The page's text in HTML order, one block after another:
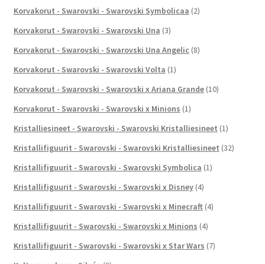
Korvakorut - Swarovski - Swarovski Symbolicaa (2)
Korvakorut - Swarovski - Swarovski Una (3)
Korvakorut - Swarovski - Swarovski Una Angelic (8)
Korvakorut - Swarovski - Swarovski Volta (1)
Korvakorut - Swarovski - Swarovski x Ariana Grande (10)
Korvakorut - Swarovski - Swarovski x Minions (1)
Kristalliesineet - Swarovski - Swarovski Kristalliesineet (1)
Kristallifiguurit - Swarovski - Swarovski Kristalliesineet (32)
Kristallifiguurit - Swarovski - Swarovski Symbolica (1)
Kristallifiguurit - Swarovski - Swarovski x Disney (4)
Kristallifiguurit - Swarovski - Swarovski x Minecraft (4)
Kristallifiguurit - Swarovski - Swarovski x Minions (4)
Kristallifiguurit - Swarovski - Swarovski x Star Wars (7)